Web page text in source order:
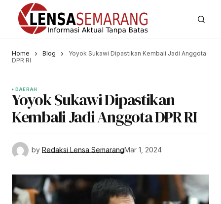
Home Blog
Yoyok Sukawi Dipastikan Kembali Jadi Anggota
DPR RI
DAERAH
Yoyok Sukawi Dipastikan
Kembali Jadi Anggota DPR RI
by Redaksi Lensa SemarangMar 1, 2024